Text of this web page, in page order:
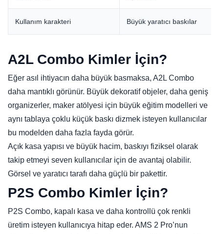
Kullanım karakteri Büyük yaratıcı baskılar
A2L Combo Kimler İçin?
Eğer asıl ihtiyacın daha büyük basmaksa, A2L Combo
daha mantıklı görünür. Büyük dekoratif objeler, daha geniş
organizerler, maker atölyesi için büyük eğitim modelleri ve
aynı tablaya çoklu küçük baskı dizmek isteyen kullanıcılar
bu modelden daha fazla fayda görür.
Açık kasa yapısı ve büyük hacim, baskıyı fiziksel olarak
takip etmeyi seven kullanıcılar için de avantaj olabilir.
Görsel ve yaratıcı tarafı daha güçlü bir pakettir.
P2S Combo Kimler İçin?
P2S Combo, kapalı kasa ve daha kontrollü çok renkli
üretim isteyen kullanıcıya hitap eder. AMS 2 Pro’nun